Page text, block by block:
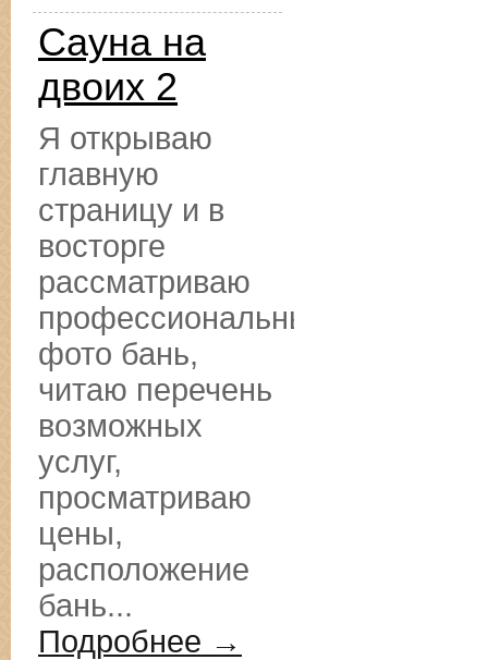
Сауна на
двоих 2
Я открываю
главную
страницу и в
восторге
рассматриваю
профессиональные
фото бань,
читаю перечень
возможных
услуг,
просматриваю
цены,
расположение
бань...
Подробнее →